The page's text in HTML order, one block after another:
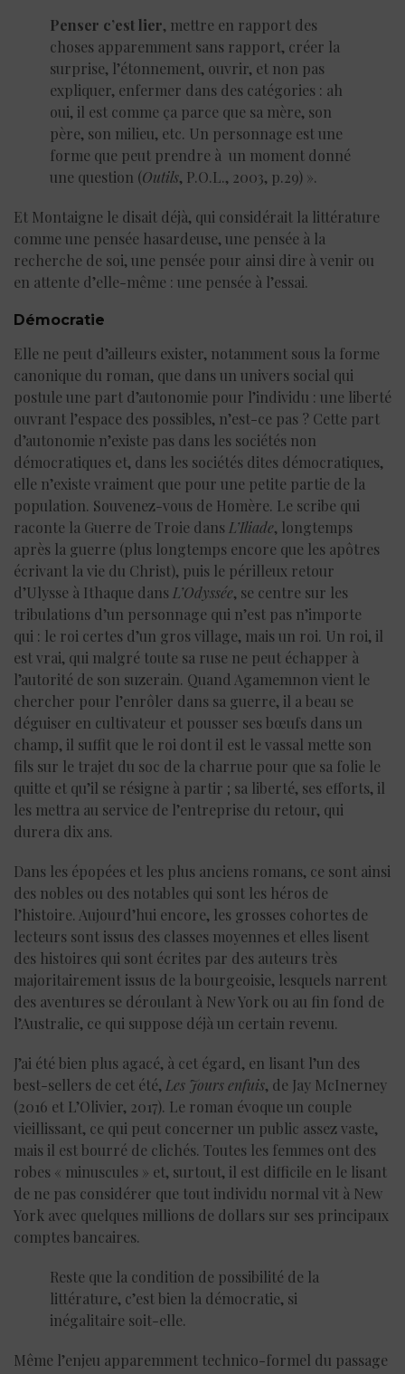
Penser c’est lier, mettre en rapport des
choses apparemment sans rapport, créer la
surprise, l’étonnement, ouvrir, et non pas
expliquer, enfermer dans des catégories : ah
oui, il est comme ça parce que sa mère, son
père, son milieu, etc. Un personnage est une
forme que peut prendre à un moment donné
une question (Outils, P.O.L., 2003, p.29) ».
Et Montaigne le disait déjà, qui considérait la littérature
comme une pensée hasardeuse, une pensée à la
recherche de soi, une pensée pour ainsi dire à venir ou
en attente d’elle-même : une pensée à l’essai.
Démocratie
Elle ne peut d’ailleurs exister, notamment sous la forme
canonique du roman, que dans un univers social qui
postule une part d’autonomie pour l’individu : une liberté
ouvrant l’espace des possibles, n’est-ce pas ? Cette part
d’autonomie n’existe pas dans les sociétés non
démocratiques et, dans les sociétés dites démocratiques,
elle n’existe vraiment que pour une petite partie de la
population. Souvenez-vous de Homère. Le scribe qui
raconte la Guerre de Troie dans L’Iliade, longtemps
après la guerre (plus longtemps encore que les apôtres
écrivant la vie du Christ), puis le périlleux retour
d’Ulysse à Ithaque dans L’Odyssée, se centre sur les
tribulations d’un personnage qui n’est pas n’importe
qui : le roi certes d’un gros village, mais un roi. Un roi, il
est vrai, qui malgré toute sa ruse ne peut échapper à
l’autorité de son suzerain. Quand Agamemnon vient le
chercher pour l’enrôler dans sa guerre, il a beau se
déguiser en cultivateur et pousser ses bœufs dans un
champ, il suffit que le roi dont il est le vassal mette son
fils sur le trajet du soc de la charrue pour que sa folie le
quitte et qu’il se résigne à partir ; sa liberté, ses efforts, il
les mettra au service de l’entreprise du retour, qui
durera dix ans.
Dans les épopées et les plus anciens romans, ce sont ainsi
des nobles ou des notables qui sont les héros de
l’histoire. Aujourd’hui encore, les grosses cohortes de
lecteurs sont issus des classes moyennes et elles lisent
des histoires qui sont écrites par des auteurs très
majoritairement issus de la bourgeoisie, lesquels narrent
des aventures se déroulant à New York ou au fin fond de
l’Australie, ce qui suppose déjà un certain revenu.
J’ai été bien plus agacé, à cet égard, en lisant l’un des
best-sellers de cet été, Les Jours enfuis, de Jay McInerney
(2016 et L’Olivier, 2017). Le roman évoque un couple
vieillissant, ce qui peut concerner un public assez vaste,
mais il est bourré de clichés. Toutes les femmes ont des
robes « minuscules » et, surtout, il est difficile en le lisant
de ne pas considérer que tout individu normal vit à New
York avec quelques millions de dollars sur ses principaux
comptes bancaires.
Reste que la condition de possibilité de la
littérature, c’est bien la démocratie, si
inégalitaire soit-elle.
Même l’enjeu apparemment technico-formel du passage